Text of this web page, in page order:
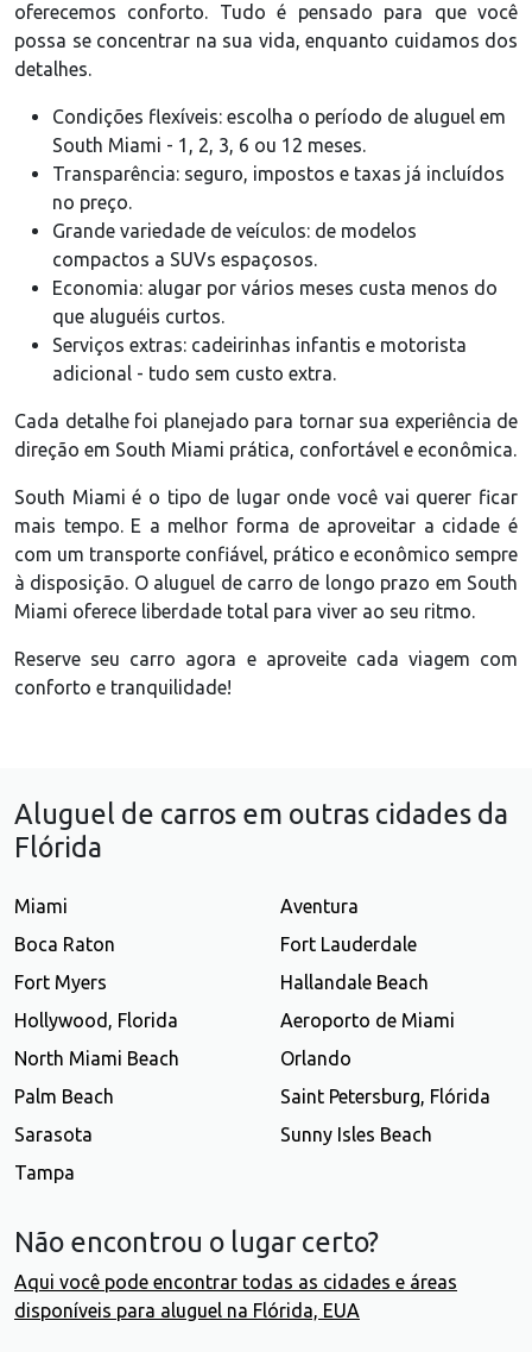
oferecemos conforto. Tudo é pensado para que você
possa se concentrar na sua vida, enquanto cuidamos dos
detalhes.
Condições flexíveis: escolha o período de aluguel em
South Miami - 1, 2, 3, 6 ou 12 meses.
Transparência: seguro, impostos e taxas já incluídos
no preço.
Grande variedade de veículos: de modelos
compactos a SUVs espaçosos.
Economia: alugar por vários meses custa menos do
que aluguéis curtos.
Serviços extras: cadeirinhas infantis e motorista
adicional - tudo sem custo extra.
Cada detalhe foi planejado para tornar sua experiência de
direção em South Miami prática, confortável e econômica.
South Miami é o tipo de lugar onde você vai querer ficar
mais tempo. E a melhor forma de aproveitar a cidade é
com um transporte confiável, prático e econômico sempre
à disposição. O aluguel de carro de longo prazo em South
Miami oferece liberdade total para viver ao seu ritmo.
Reserve seu carro agora e aproveite cada viagem com
conforto e tranquilidade!
Aluguel de carros em outras cidades da
Flórida
Miami
Aventura
Boca Raton
Fort Lauderdale
Fort Myers
Hallandale Beach
Hollywood, Florida
Aeroporto de Miami
North Miami Beach
Orlando
Palm Beach
Saint Petersburg, Flórida
Sarasota
Sunny Isles Beach
Tampa
Não encontrou o lugar certo?
Aqui você pode encontrar todas as cidades e áreas
disponíveis para aluguel na Flórida, EUA